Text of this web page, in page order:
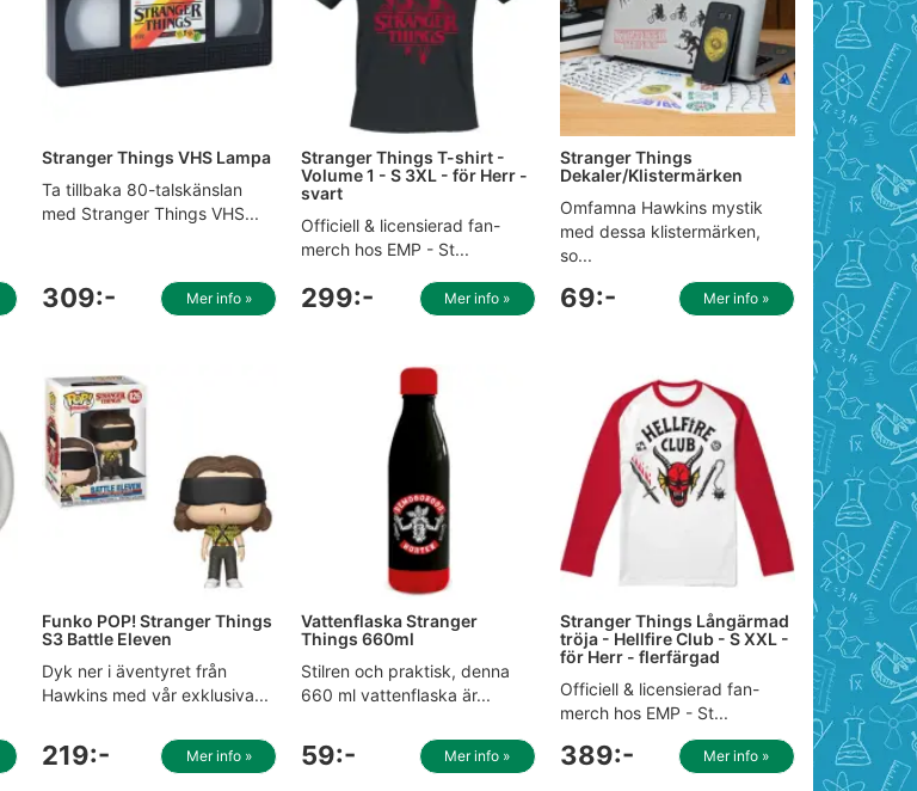
Stranger Things VHS Lampa
Ta tillbaka 80-talskänslan
med Stranger Things VHS...
309:- Mer info »
Stranger Things T-shirt -
Volume 1 - S 3XL - för Herr -
svart
Officiell & licensierad fan-
merch hos EMP - St...
299:- Mer info »
Stranger Things
Dekaler/Klistermärken
Omfamna Hawkins mystik
med dessa klistermärken,
so...
69:- Mer info »
Funko POP! Stranger Things
S3 Battle Eleven
Dyk ner i äventyret från
Hawkins med vår exklusiva...
219:- Mer info »
Vattenflaska Stranger
Things 660ml
Stilren och praktisk, denna
660 ml vattenflaska är...
59:- Mer info »
Stranger Things Långärmad
tröja - Hellfire Club - S XXL -
för Herr - flerfärgad
Officiell & licensierad fan-
merch hos EMP - St...
389:- Mer info »